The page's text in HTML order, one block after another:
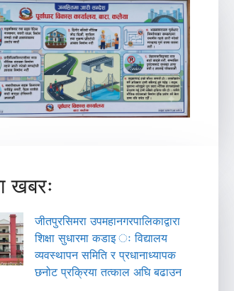
खबरः
जीतपुरसिमरा उपमहानगरपालिकाद्वारा
शिक्षा सुधारमा कडाइ ः विद्यालय
व्यवस्थापन समिति र प्रधानाध्यापक
छनोट प्रक्रिया तत्काल अघि बढाउन